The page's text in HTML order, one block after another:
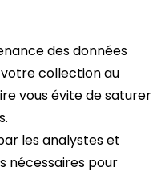
des données
collection au
vous évite de saturer
les analystes et
nécessaires pour